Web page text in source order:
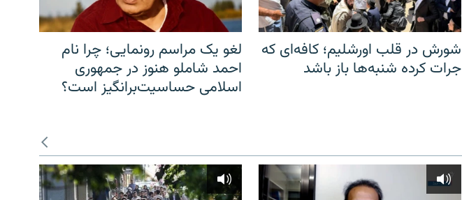
شورش در قلب اورشلیم؛ کافه‌ای که
جرات کرده شنبه‌ها باز باشد
لغو یک مراسم رونمایی؛ چرا نام
احمد شاملو هنوز در جمهوری
اسلامی حساسیت‌برانگیز است؟